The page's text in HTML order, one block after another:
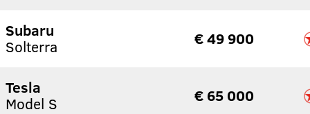
Subaru
Solterra
€ 49 900
Tesla
Model S
€ 65 000